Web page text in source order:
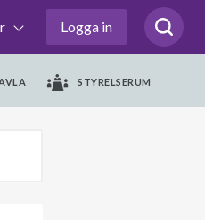
Logga in
STYRELSERUM